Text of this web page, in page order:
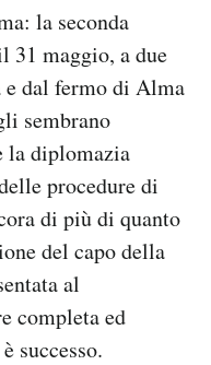
la seconda
31 maggio, a due
dal fermo di Alma
sembrano
la diplomazia
procedure di
di più di quanto
del capo della
al
completa ed
successo.